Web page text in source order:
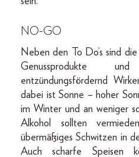
NO-GO
Neben den To Do’s sind
Genussprodukte
entzündungsfördernd
dabei ist Sonne – hoher
im Winter und an weniger
Alkohol sollten
übermäßiges Schwitzen in
Auch scharfe Speisen